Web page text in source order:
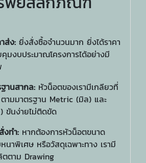
ส่ง: ยิ่งสั่งซื้อจำนวนมาก ยิ่งได้ราคา
มงบประมาณโครงการได้อย่างมี
านสากล: หัวน็อตของเรามีเกลียวที่
ามมาตรฐาน Metric (มิล) และ
ขันง่ายไม่ติดขัด
งทำ: หากต้องการหัวน็อตขนาด
นาพิเศษ หรือวัสดุเฉพาะทาง เรามี
ตตาม Drawing